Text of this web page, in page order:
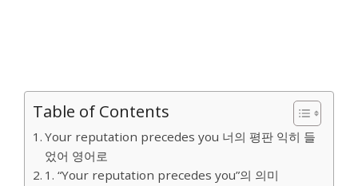
Table of Contents
Your reputation precedes you 너의 평판 익히 들
었어 영어로
1. “Your reputation precedes you”의 의미